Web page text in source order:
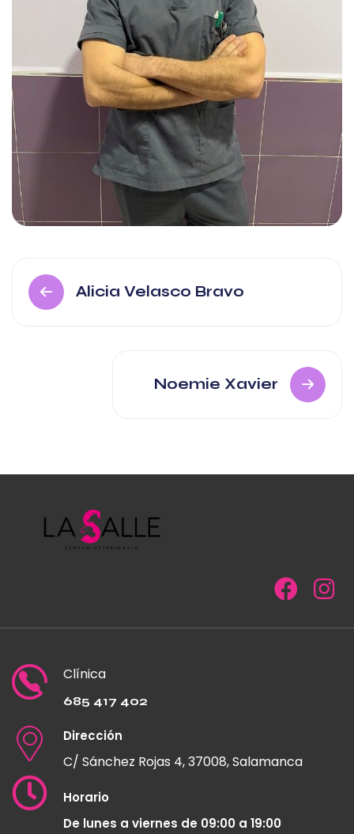
Alicia Velasco Bravo
Noemie Xavier
Clínica
685 417 402
Dirección
C/ Sánchez Rojas 4, 37008, Salamanca
Horario
De lunes a viernes de 09:00 a 19:00